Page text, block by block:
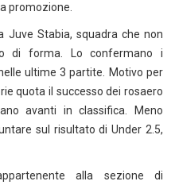
promozione.
Juve Stabia, squadra che non
di forma. Lo confermano i
ultime 3 partite. Motivo per
quota il successo dei rosaero
avanti in classifica. Meno
sul risultato di Under 2.5,
alla sezione di